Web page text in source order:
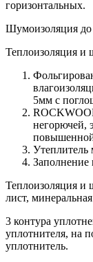
горизонтальных.
Шумоизоляция до
Теплоизоляция и
5мм с
негорючей,
повышенной
Утеплитель
Теплоизоляция и
лист,
3 контура
уплотнителя, на
уплотнитель.